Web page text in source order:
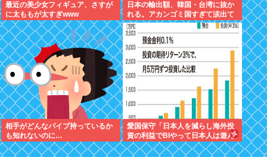
最近の美少女フィギュア、さすが
に太ももが太すぎwww
日本の輸出額、韓国・台湾に抜か
れる。アカンゴミ国すぎて涙出て
きた…
相手がどんなパイプ持っているか
も知れないのに…
愛国保守「日本人を減らし海外投
資の利益でBIやって日本人は遊ん
で暮らすべき。移民は不要」